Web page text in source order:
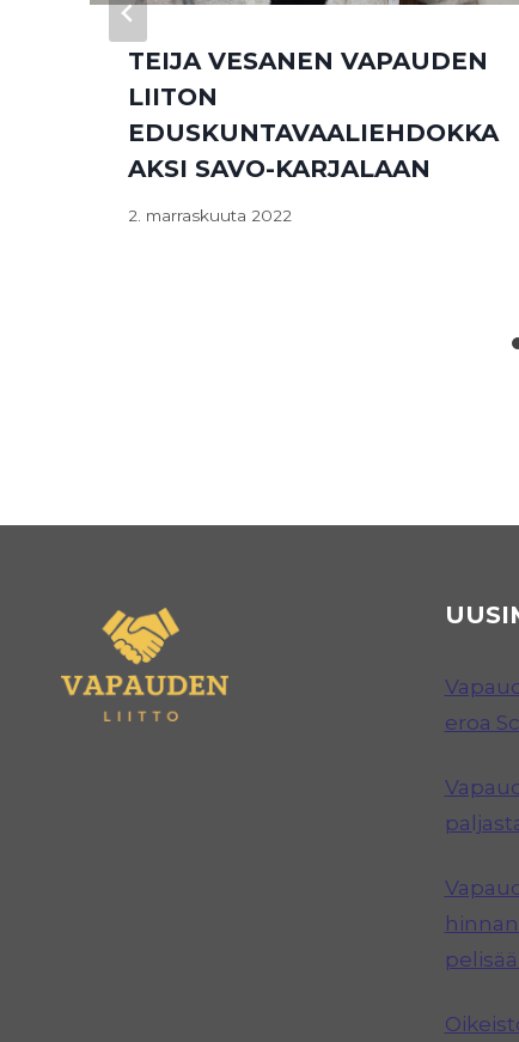
TEIJA VESANEN VAPAUDEN
LIITON
EDUSKUNTAVAALIEHDOKKA
AKSI SAVO-KARJALAAN
2. marraskuuta 2022
eroa